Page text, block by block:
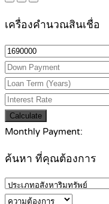
เครื่องคำนวณสินเชื่อ
Calculate
Monthly Payment:
ค้นหา ที่คุณต้องการ